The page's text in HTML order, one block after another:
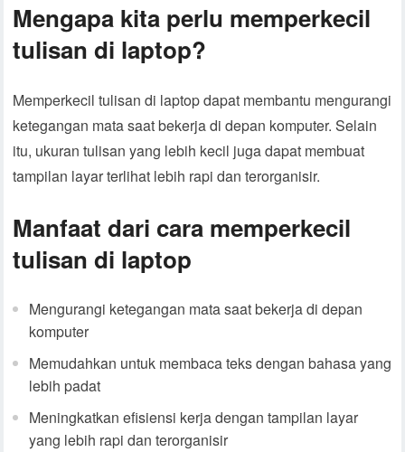
Mengapa kita perlu memperkecil
tulisan di laptop?
Memperkecil tulisan di laptop dapat membantu mengurangi
ketegangan mata saat bekerja di depan komputer. Selain
itu, ukuran tulisan yang lebih kecil juga dapat membuat
tampilan layar terlihat lebih rapi dan terorganisir.
Manfaat dari cara memperkecil
tulisan di laptop
Mengurangi ketegangan mata saat bekerja di depan
komputer
Memudahkan untuk membaca teks dengan bahasa yang
lebih padat
Meningkatkan efisiensi kerja dengan tampilan layar
yang lebih rapi dan terorganisir